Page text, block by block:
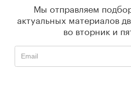
Мы отправляем
актуальных материалов
во вторник и